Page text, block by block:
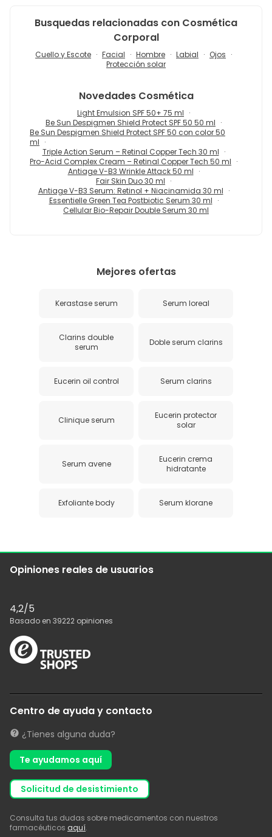
Busquedas relacionadas con Cosmética
Corporal
Cuello y Escote Facial Hombre Labial
Ojos
Protección solar
Novedades Cosmética
Light Emulsion SPF 50+ 75 ml
Be Sun Despigmen Shield Protect SPF 50 50 ml
Be Sun Despigmen Shield Protect SPF 50 con color 50
ml
Triple Action Serum – Retinal Copper Tech 30 ml
Pro-Acid Complex Cream – Retinal Copper Tech 50 ml
Antiage V-B3 Wrinkle Attack 50 ml
Fair Skin Duo 30 ml
Antiage V-B3 Serum: Retinol + Niacinamida 30 ml
Essentielle Green Tea Postbiotic Serum 30 ml
Cellular Bio-Repair Double Serum 30 ml
Mejores ofertas
Kerastase serum Serum loreal
Clarins double
serum
Doble serum clarins
Eucerin oil control Serum clarins
Clinique serum
Eucerin protector
solar
Serum avene
Eucerin crema
hidratante
Exfoliante body Serum klorane
Opiniones reales de usuarios
4,2/5
Basado en 39222 opiniones
Centro de ayuda y contacto
¿Tienes alguna duda?
Te ayudamos aquí
solicitud de desistimiento
Consulta tus dudas sobre medicamentos con nuestros
farmacéuticos aquí.